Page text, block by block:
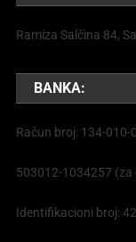
Ramiza Salčina 84,
BANKA:
Račun broj: 134-
503012-1034257 (za
Identifikacioni broj: